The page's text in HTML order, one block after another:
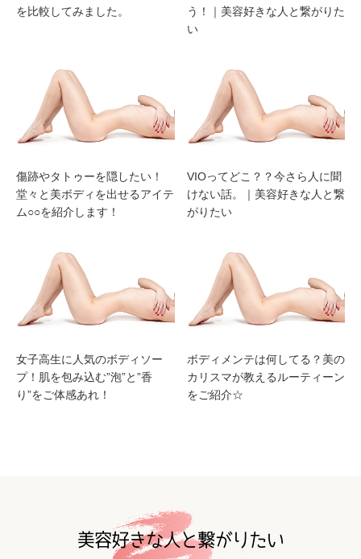
を比較してみました。
う！｜美容好きな人と繋がりた
い
傷跡やタトゥーを隠したい！
堂々と美ボディを出せるアイテ
ム○○を紹介します！
VIOってどこ？？今さら人に聞
けない話。｜美容好きな人と繋
がりたい
女子高生に人気のボディソー
プ！肌を包み込む”泡”と”香
り”をご体感あれ！
ボディメンテは何してる？美の
カリスマが教えるルーティーン
をご紹介☆